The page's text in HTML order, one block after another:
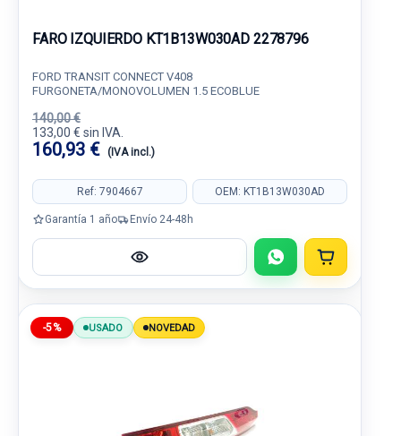
FARO IZQUIERDO KT1B13W030AD 2278796
FORD TRANSIT CONNECT V408
FURGONETA/MONOVOLUMEN 1.5 ECOBLUE
140,00 €
133,00 € sin IVA.
160,93 € (IVA incl.)
Ref: 7904667 OEM: KT1B13W030AD
Garantía 1 año Envío 24-48h
-5% USADO NOVEDAD